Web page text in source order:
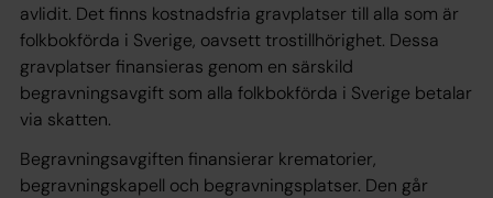
avlidit. Det finns kostnadsfria gravplatser till alla som är
folkbokförda i Sverige, oavsett trostillhörighet. Dessa
gravplatser finansieras genom en särskild
begravningsavgift som alla folkbokförda i Sverige betalar
via skatten.
Begravningsavgiften finansierar krematorier,
begravningskapell och begravningsplatser. Den går